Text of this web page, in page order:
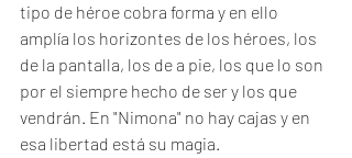
tipo de héroe cobra forma y en ello
amplía los horizontes de los héroes, los
de la pantalla, los de a pie, los que lo son
por el siempre hecho de ser y los que
vendrán. En "Nimona" no hay cajas y en
esa libertad está su magia.